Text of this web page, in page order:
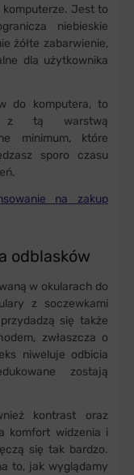
Jest to
niebieskie
żółte zabarwienie,
dla użytkownika
do komputera, to
z tą warstwą
minimum, które
sporo czasu
na zakup
odblasków
w okularach do
z soczewkami
się także
zwłaszcza o
niweluje odbicia
zostają
kontrast oraz
komfort widzenia i
się tak bardzo.
to, jak wyglądamy